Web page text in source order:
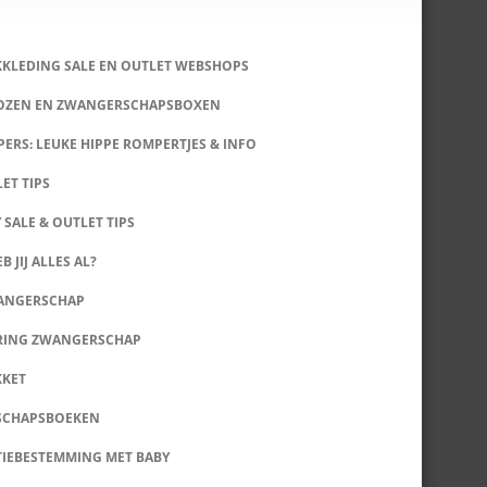
SALE EN OUTLET WEBSHOPS
EN ZWANGERSCHAPSBOXEN
LEUKE HIPPE ROMPERTJES & INFO
TIPS
SALE & OUTLET TIPS
JIJ ALLES AL?
ZWANGERSCHAP
MET BABY